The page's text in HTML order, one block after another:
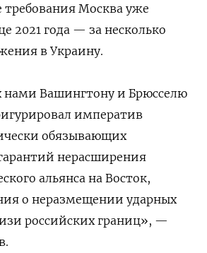
требования Москва уже
2021 года — за несколько
в Украину.
нами Вашингтону и Брюсселю
императив
обязывающих
нерасширения
альянса на Восток,
о неразмещении ударных
российских границ», —